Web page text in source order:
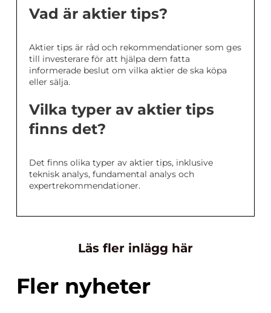
Vad är aktier tips?
Aktier tips är råd och rekommendationer som ges
till investerare för att hjälpa dem fatta
informerade beslut om vilka aktier de ska köpa
eller sälja.
Vilka typer av aktier tips
finns det?
Det finns olika typer av aktier tips, inklusive
teknisk analys, fundamental analys och
expertrekommendationer.
Läs fler inlägg här
Fler nyheter